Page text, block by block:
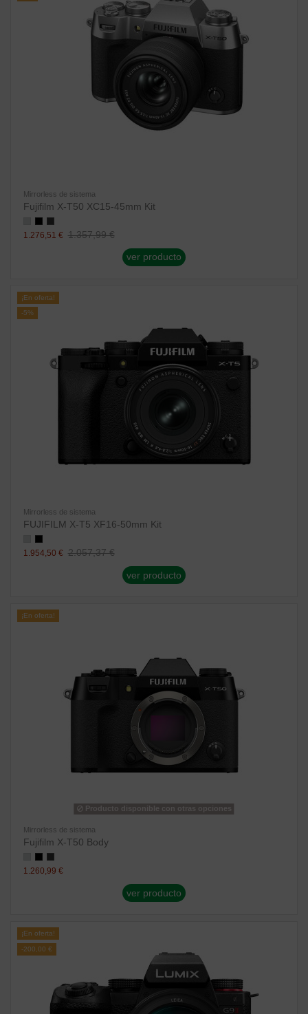
Mirrorless de sistema
Fujifilm X-T50 XC15-45mm Kit
1.276,51 € 1.357,99 €
ver producto
¡En oferta!
-5%
Mirrorless de sistema
FUJIFILM X-T5 XF16-50mm Kit
1.954,50 € 2.057,37 €
ver producto
¡En oferta!
Producto disponible con otras opciones
Mirrorless de sistema
Fujifilm X-T50 Body
1.260,99 €
ver producto
¡En oferta!
-200,00 €